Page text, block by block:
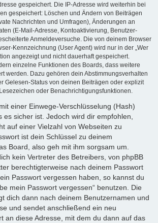
gespeichert. Die IP-Adresse wird weiterhin bei
gespeichert: Löschen und Ändern von Beiträgen
Nachrichten und Umfragen), Änderungen an
(E-Mail-Adresse, Kontoaktivierung, Benutzer-
Anmeldeversuche. Die von deinem Browser
Kennzeichnung (User Agent) wird nur in der „Wer
angezeigt und nicht dauerhaft gespeichert.
einzelne Funktionen des Boards, dass weitere
werden. Dazu gehören dein Abstimmungsverhalten
Gelesen-Status von deinen Beiträgen oder explizit
oder Benachrichtigungsfunktionen.
einer Einwege-Verschlüsselung (Hash)
es sicher ist. Jedoch wird dir empfohlen,
auf einer Vielzahl von Webseiten zu
ist dein Schlüssel zu deinem
Board, also geh mit ihm sorgsam um.
kein Vertreter des Betreibers, von phpBB
berechtigterweise nach deinem Passwort
Passwort vergessen haben, so kannst du
mein Passwort vergessen“ benutzen. Die
dich dann nach deinem Benutzernamen und
und sendet anschließend ein neu
an diese Adresse, mit dem du dann auf das